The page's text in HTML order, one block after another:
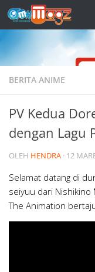
Skip to content
BERITA ANIME
PV Kedua
dengan Lagu
OLEH HENDRA · 12
Selamat datang di
seiyuu dari Nishikino
The Animation